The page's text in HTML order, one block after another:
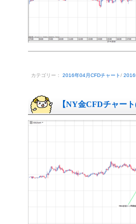
カテゴリー： 2016年04月CFDチャート/ 2016
【NY金CFDチャー